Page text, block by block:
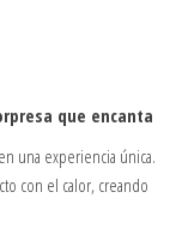
que encanta
una experiencia única.
con el calor, creando